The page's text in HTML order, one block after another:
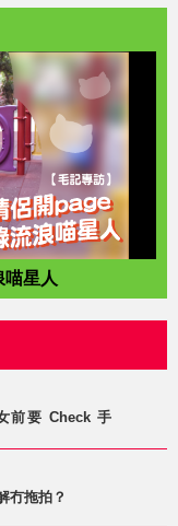
喵星人
前要 Check 手
冇拖拍？